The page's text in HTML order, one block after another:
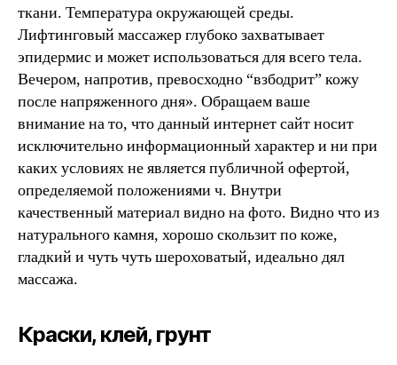
ткани. Температура окружающей среды.
Лифтинговый массажер глубоко захватывает
эпидермис и может использоваться для всего тела.
Вечером, напротив, превосходно “взбодрит” кожу
после напряженного дня». Обращаем ваше
внимание на то, что данный интернет сайт носит
исключительно информационный характер и ни при
каких условиях не является публичной офертой,
определяемой положениями ч. Внутри
качественный материал видно на фото. Видно что из
натурального камня, хорошо скользит по коже,
гладкий и чуть чуть шероховатый, идеально дял
массажа.
Краски, клей, грунт